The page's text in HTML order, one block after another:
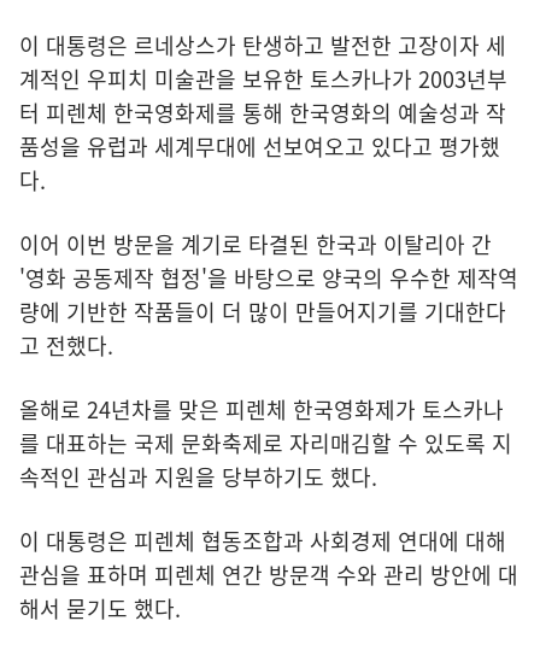
이 대통령은 르네상스가 탄생하고 발전한 고장이자 세
계적인 우피치 미술관을 보유한 토스카나가 2003년부
터 피렌체 한국영화제를 통해 한국영화의 예술성과 작
품성을 유럽과 세계무대에 선보여오고 있다고 평가했
다.
이어 이번 방문을 계기로 타결된 한국과 이탈리아 간
'영화 공동제작 협정'을 바탕으로 양국의 우수한 제작역
량에 기반한 작품들이 더 많이 만들어지기를 기대한다
고 전했다.
올해로 24년차를 맞은 피렌체 한국영화제가 토스카나
를 대표하는 국제 문화축제로 자리매김할 수 있도록 지
속적인 관심과 지원을 당부하기도 했다.
이 대통령은 피렌체 협동조합과 사회경제 연대에 대해
관심을 표하며 피렌체 연간 방문객 수와 관리 방안에 대
해서 묻기도 했다.